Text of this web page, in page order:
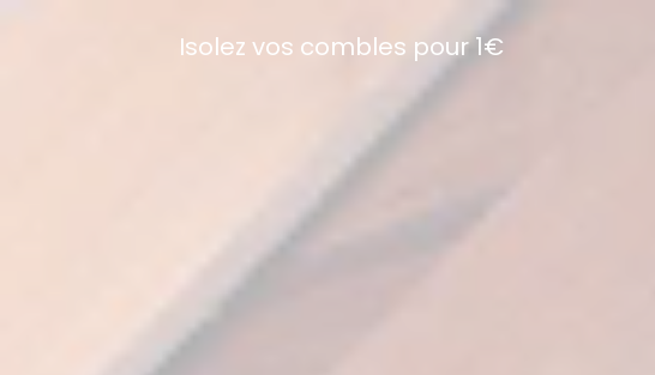
Isolez vos combles pour 1€